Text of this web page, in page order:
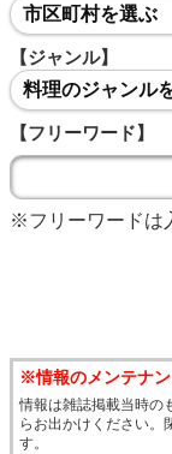
市区町村を選ぶ
【ジャンル】
料理のジャンル
【フリーワード】
※フリーワードは
※情報のメンテナ
情報は雑誌掲載当時の
らお出かけください。
す。